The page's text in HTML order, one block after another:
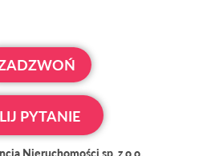
PYTANIE